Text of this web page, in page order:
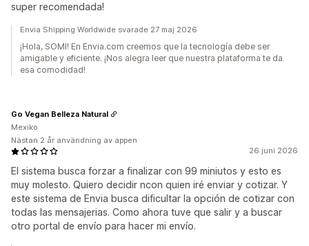
super recomendada!
Envia Shipping Worldwide svarade 27 maj 2026
¡Hola, SOMI! En Envia.com creemos que la tecnología debe ser
amigable y eficiente. ¡Nos alegra leer que nuestra plataforma te da
esa comodidad!
26 juni 2026
El sistema busca forzar a finalizar con 99 miniutos y esto es
muy molesto. Quiero decidir ncon quien iré enviar y cotizar. Y
este sistema de Envia busca dificultar la opción de cotizar con
todas las mensajerias. Como ahora tuve que salir y a buscar
otro portal de envío para hacer mi envío.
Go Vegan Belleza Natural
Mexiko
Nästan 2 år användning av appen